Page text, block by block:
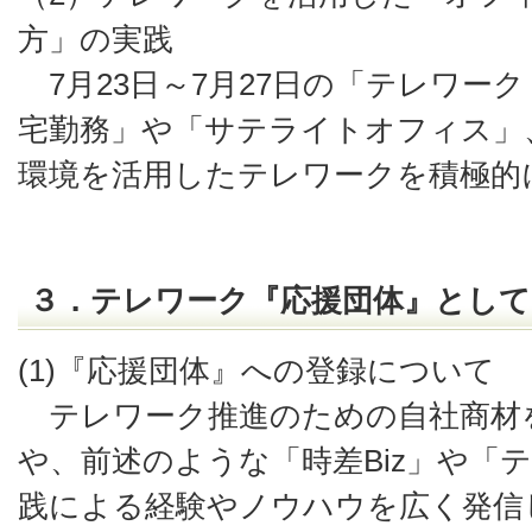
方」の実践
7月23日～7月27日の「テレワー
宅勤務」や「サテライトオフィス
環境を活用したテレワークを積極
３．テレワーク『応援団体』とし
(1)『応援団体』への登録について
テレワーク推進のための自社商材
や、前述のような「時差Biz」や「
践による経験やノウハウを広く発